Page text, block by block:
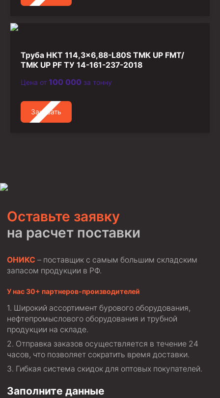
Труба НКТ 114,3×6,88-L80S ТМК UP FMT/
ТМК UP PF ТУ 14-161-237-2018
Цена от 100 000 за тонну
Заказать
Оставьте заявку
на расчет поставки
ОНИКС – поставщик с самым большим складским
запасом продукции в РФ.
У нас 30+ партнеров-производителей
Широкий ассортимент бурового оборудования,
нефтепромыслового оборудования и трубной
продукции на складе.
Отправка заказов осуществляется в течение 24
часов, что позволяет сократить время доставки.
Гибкая система скидок для оптовых покупателей.
Заполните данные